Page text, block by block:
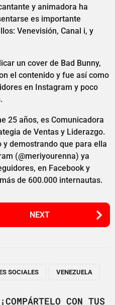
y animadora ha
es importante
Venevisión, Canal i, y
un cover de Bad Bunny,
el contenido y fue así como
en Instagram y poco
25 años, es Comunicadora
de Ventas y Liderazgo.
y demostrando que para ella
(@meriyourenna) ya
en Facebook y
de 600.000 internautas.
NEXT
SOCIALES VENEZUELA
CON TUS